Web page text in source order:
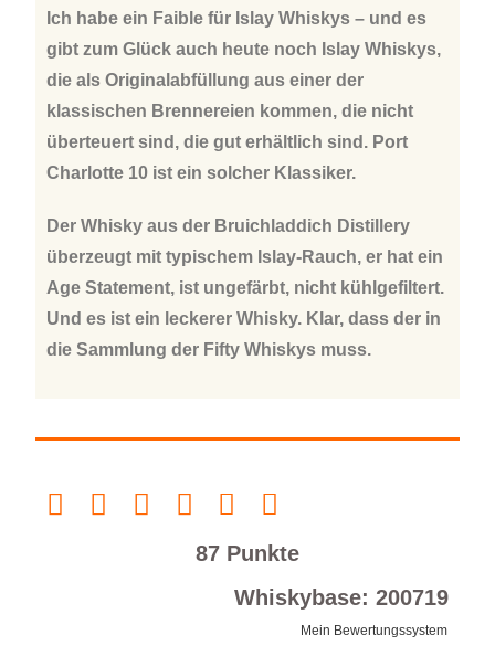
Ich habe ein Faible für Islay Whiskys – und es
gibt zum Glück auch heute noch Islay Whiskys,
die als Originalabfüllung aus einer der
klassischen Brennereien kommen, die nicht
überteuert sind, die gut erhältlich sind. Port
Charlotte 10 ist ein solcher Klassiker.
Der Whisky aus der Bruichladdich Distillery
überzeugt mit typischem Islay-Rauch, er hat ein
Age Statement, ist ungefärbt, nicht kühlgefiltert.
Und es ist ein leckerer Whisky. Klar, dass der in
die Sammlung der Fifty Whiskys muss.
87 Punkte
Whiskybase: 200719
Mein Bewertungssystem